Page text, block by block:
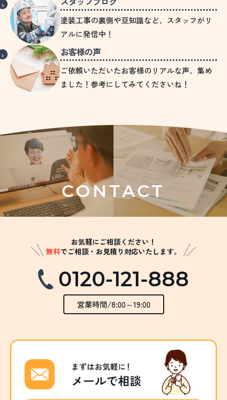
塗装工事の裏側や豆知識など、スタッフがリ
アルに発信中！
お客様の声
ご依頼いただいたお客様のリアルな声、集め
ました！参考にしてみてくださいね！
CONTACT
お気軽にご相談ください！
無料でご相談・お見積り対応いたします。
0120-121-888
営業時間/8:00～19:00